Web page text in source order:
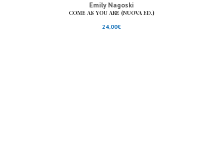
Emily Nagoski
COME AS YOU ARE (NUOVA ED.)
24,00€